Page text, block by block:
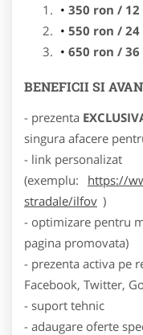
350 ron /
550 ron /
650 ron /
BENEFICII SI
- prezenta
singura afacere
- link personalizat
(exemplu:
https://
stradale/ilfov )
- optimizare pentru
pagina promovata)
- prezenta activa pe
Facebook, Twitter,
- suport tehnic
- adaugare oferte